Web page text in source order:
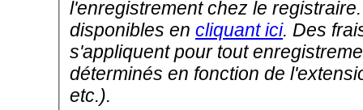
l'enregistrement chez le
disponibles en cliquant ici. Des
s'appliquent pour tout
déterminés en fonction de
etc.).